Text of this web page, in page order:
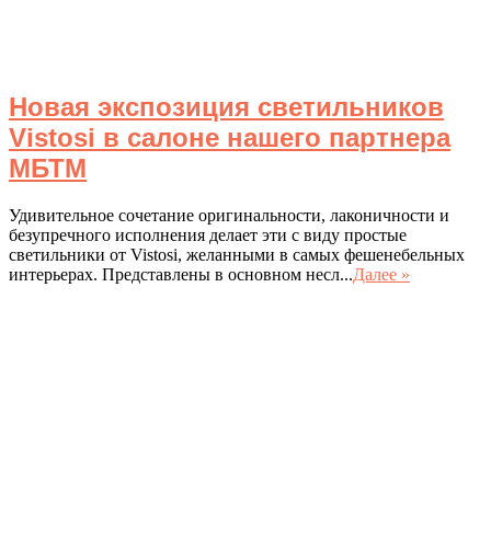
Новая экспозиция светильников
Vistosi в салоне нашего партнера
МБТМ
Удивительное сочетание оригинальности, лаконичности и
безупречного исполнения делает эти с виду простые
светильники от Vistosi, желанными в самых фешенебельных
интерьерах. Представлены в основном несл...Далее »